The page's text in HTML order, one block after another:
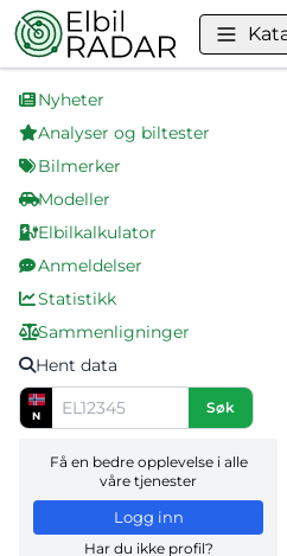
Nyheter
Analyser og biltester
Bilmerker
Modeller
Elbilkalkulator
Anmeldelser
Statistikk
Sammenligninger
Hent data
N Søk
Få en bedre opplevelse i alle
våre tjenester
Logg inn
Har du ikke profil?